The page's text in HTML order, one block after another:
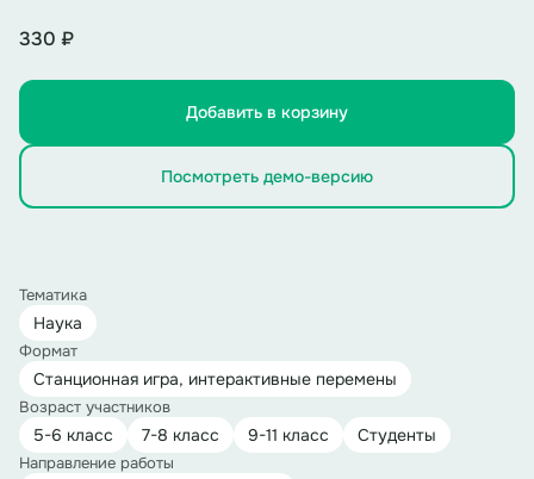
330 ₽
Добавить в корзину
Посмотреть демо-версию
Тематика
Наука
Формат
Станционная игра, интерактивные перемены
Возраст участников
5-6 класс 7-8 класс 9-11 класс Студенты
Направление работы